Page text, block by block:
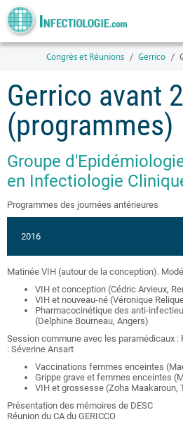
Congrès et Réunions Gerrico
Gerrico avant
(programmes)
Groupe
en Infectiologie
Programmes des journées antérieures
2016
Matinée VIH (autour de la conception).
VIH et conception (Cédric Arvieux,
VIH et nouveau-né (Véronique
Pharmacocinétique des anti-
(Delphine Bourneau, Angers)
Session commune avec les paramédicaux
: Séverine Ansart
Vaccinations femmes enceintes
Grippe grave et femmes enceintes
VIH et grossesse (Zoha Maakaroun,
Présentation des mémoires de DESC
Réunion du CA du GERICCO